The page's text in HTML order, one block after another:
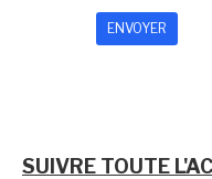
SUIVRE TOUTE